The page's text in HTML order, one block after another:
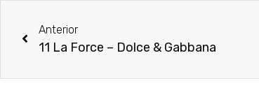
Anterior
11 La Force – Dolce & Gabbana